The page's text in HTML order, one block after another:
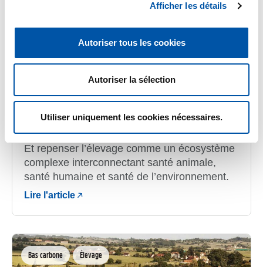
Afficher les détails
Autoriser tous les cookies
Autoriser la sélection
Utiliser uniquement les cookies nécessaires.
avril 7, 2026
Il faut arrêter de courir derrière les crises sanitaires
Eric Cardinale
Et repenser l’élevage comme un écosystème
complexe interconnectant santé animale,
santé humaine et santé de l’environnement.
Lire l'article
Bas carbone Élevage